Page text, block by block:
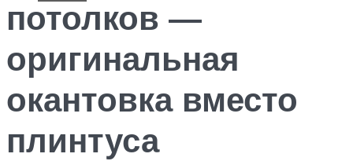
потолков —
оригинальная
окантовка вместо
плинтуса